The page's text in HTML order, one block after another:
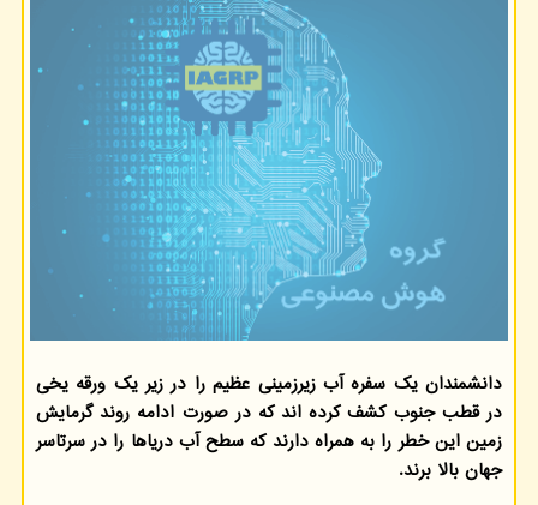
دانشمندان یک سفره آب زیرزمینی عظیم را در زیر یک ورقه یخی
در قطب جنوب کشف کرده اند که در صورت ادامه روند گرمایش
زمین این خطر را به همراه دارند که سطح آب دریاها را در سرتاسر
جهان بالا برند.